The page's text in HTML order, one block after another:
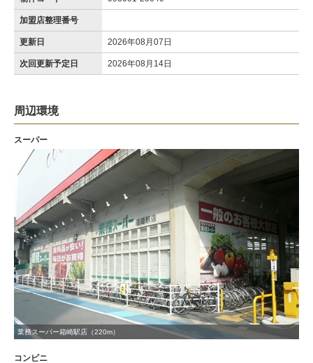
加盟店整理番号
更新日 2026年08月07日
次回更新予定日 2026年08月14日
周辺環境
スーパー
業務スーパー箱崎駅店（220m）
コンビニ